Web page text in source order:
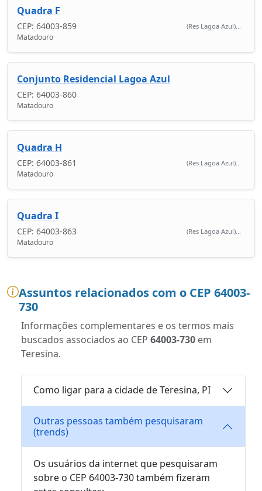
Quadra F
CEP: 64003-859 (Res Lagoa Azul)...
Matadouro
Conjunto Residencial Lagoa Azul
CEP: 64003-860
Matadouro
Quadra H
CEP: 64003-861 (Res Lagoa Azul)...
Matadouro
Quadra I
CEP: 64003-863 (Res Lagoa Azul)...
Matadouro
Assuntos relacionados com o CEP 64003-
730
Informações complementares e os termos mais
buscados associados ao CEP 64003-730 em
Teresina.
Como ligar para a cidade de Teresina, PI
Outras pessoas também pesquisaram
(trends)
Os usuários da internet que pesquisaram
sobre o CEP 64003-730 também fizeram